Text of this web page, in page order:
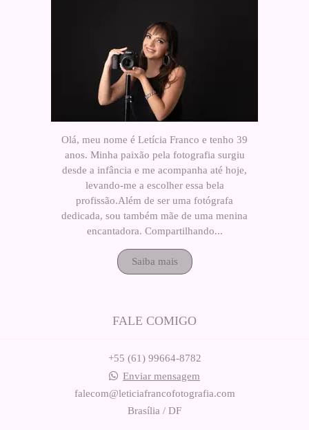
Olá, meu nome é Letícia Franco e tenho 39
anos. Minha paixão pela fotografia surgiu
desde a infância e me acompanha até hoje,
levando-me a escolher essa bela
profissão.Além de ser uma fotógrafa
dedicada, sou também mãe de uma menina
encantadora. Compartilhando...
Saiba mais
FALE COMIGO
+55 (61) 99664-8782
Enviar mensagem
falecom@leticiafrancofotografia.com
Brasília / DF